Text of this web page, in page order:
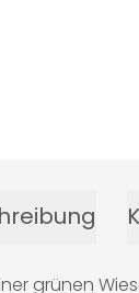
grünen